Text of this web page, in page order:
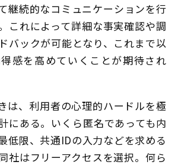
継続的なコミュニケーションを行
これによって詳細な事実確認や調
バックが可能となり、これまで以
感を高めていくことが期待され
は、利用者の心理的ハードルを極
にある。いくら匿名であっても内
低限、共通IDの入力などを求める
社はフリーアクセスを選択。何ら